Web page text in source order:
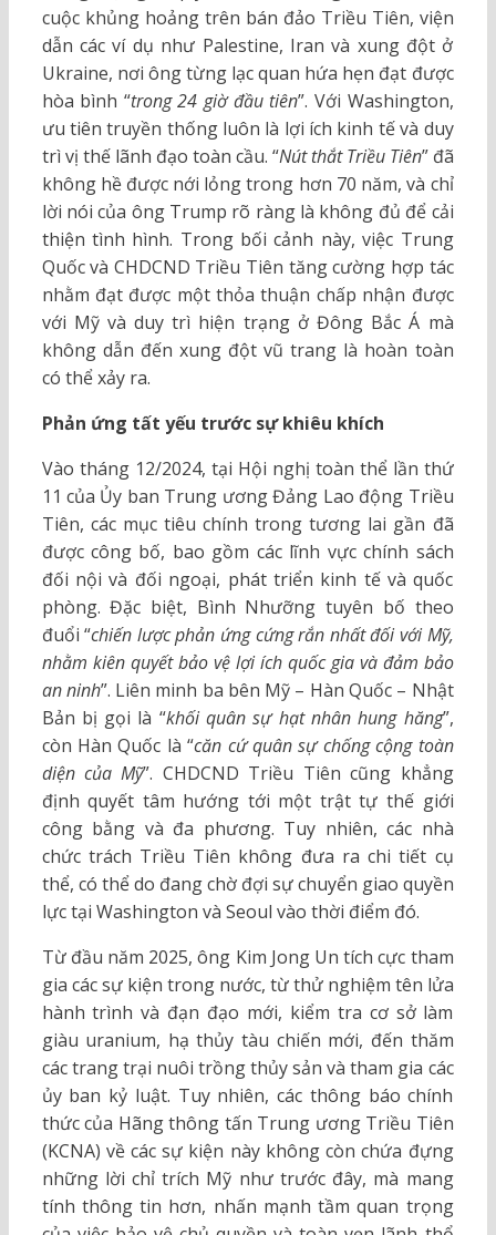
cuộc khủng hoảng trên bán đảo Triều Tiên, viện
dẫn các ví dụ như Palestine, Iran và xung đột ở
Ukraine, nơi ông từng lạc quan hứa hẹn đạt được
hòa bình “trong 24 giờ đầu tiên”. Với Washington,
ưu tiên truyền thống luôn là lợi ích kinh tế và duy
trì vị thế lãnh đạo toàn cầu. “Nút thắt Triều Tiên” đã
không hề được nới lỏng trong hơn 70 năm, và chỉ
lời nói của ông Trump rõ ràng là không đủ để cải
thiện tình hình. Trong bối cảnh này, việc Trung
Quốc và CHDCND Triều Tiên tăng cường hợp tác
nhằm đạt được một thỏa thuận chấp nhận được
với Mỹ và duy trì hiện trạng ở Đông Bắc Á mà
không dẫn đến xung đột vũ trang là hoàn toàn
có thể xảy ra.
Phản ứng tất yếu trước sự khiêu khích
Vào tháng 12/2024, tại Hội nghị toàn thể lần thứ
11 của Ủy ban Trung ương Đảng Lao động Triều
Tiên, các mục tiêu chính trong tương lai gần đã
được công bố, bao gồm các lĩnh vực chính sách
đối nội và đối ngoại, phát triển kinh tế và quốc
phòng. Đặc biệt, Bình Nhưỡng tuyên bố theo
đuổi “chiến lược phản ứng cứng rắn nhất đối với Mỹ,
nhằm kiên quyết bảo vệ lợi ích quốc gia và đảm bảo
an ninh”. Liên minh ba bên Mỹ – Hàn Quốc – Nhật
Bản bị gọi là “khối quân sự hạt nhân hung hăng”,
còn Hàn Quốc là “căn cứ quân sự chống cộng toàn
diện của Mỹ”. CHDCND Triều Tiên cũng khẳng
định quyết tâm hướng tới một trật tự thế giới
công bằng và đa phương. Tuy nhiên, các nhà
chức trách Triều Tiên không đưa ra chi tiết cụ
thể, có thể do đang chờ đợi sự chuyển giao quyền
lực tại Washington và Seoul vào thời điểm đó.
Từ đầu năm 2025, ông Kim Jong Un tích cực tham
gia các sự kiện trong nước, từ thử nghiệm tên lửa
hành trình và đạn đạo mới, kiểm tra cơ sở làm
giàu uranium, hạ thủy tàu chiến mới, đến thăm
các trang trại nuôi trồng thủy sản và tham gia các
ủy ban kỷ luật. Tuy nhiên, các thông báo chính
thức của Hãng thông tấn Trung ương Triều Tiên
(KCNA) về các sự kiện này không còn chứa đựng
những lời chỉ trích Mỹ như trước đây, mà mang
tính thông tin hơn, nhấn mạnh tầm quan trọng